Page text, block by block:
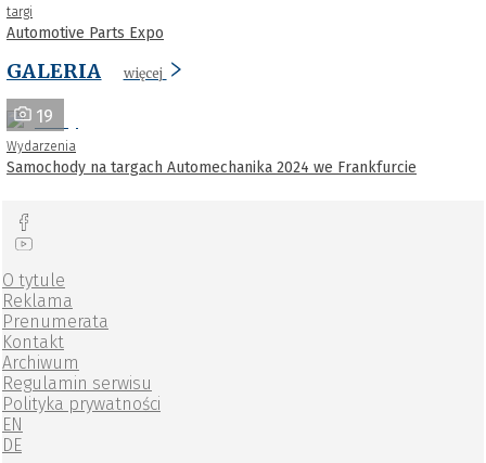
targi
Automotive Parts Expo
GALERIA więcej
19
Wydarzenia
Samochody na targach Automechanika 2024 we Frankfurcie
O tytule
Reklama
Prenumerata
Kontakt
Archiwum
Regulamin serwisu
Polityka prywatności
EN
DE